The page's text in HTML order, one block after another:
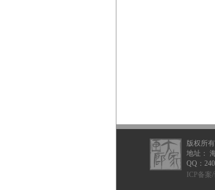
版权所
地址：
QQ：
ICP备案